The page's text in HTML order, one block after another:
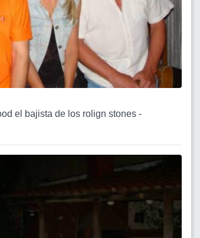
el bajista de los rolign stones -